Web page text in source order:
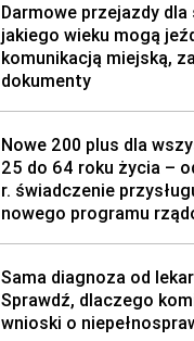
Darmowe przejazdy
jakiego wieku mogą
komunikacją miejską,
dokumenty
Nowe 200 plus dla
25 do 64 roku życia –
r. świadczenie
nowego programu
Sama diagnoza od
Sprawdź, dlaczego
wnioski o